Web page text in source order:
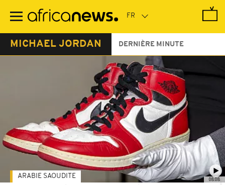
contenu
MICHAEL JORDAN DERNIÈRE MINUTE
08:08
ARABIE SAOUDITE